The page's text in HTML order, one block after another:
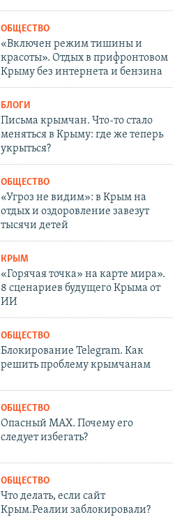
ОБЩЕСТВО
«Включен режим тишины и
красоты». Отдых в прифронтовом
Крыму без интернета и бензина
БЛОГИ
Письма крымчан. Что-то стало
меняться в Крыму: где же теперь
укрыться?
ОБЩЕСТВО
«Угроз не видим»: в Крым на
отдых и оздоровление завезут
тысячи детей
КРЫМ
«Горячая точка» на карте мира».
8 сценариев будущего Крыма от
ИИ
ОБЩЕСТВО
Блокирование Telegram. Как
решить проблему крымчанам
ОБЩЕСТВО
Опасный MAX. Почему его
следует избегать?
ОБЩЕСТВО
Что делать, если сайт
Крым.Реалии заблокировали?